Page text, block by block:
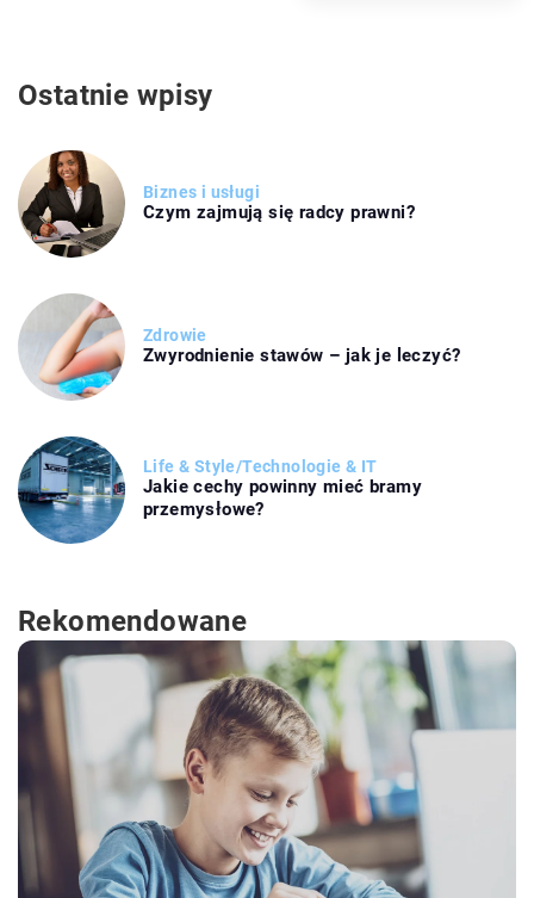
Ostatnie wpisy
Biznes i usługi
Czym zajmują się radcy prawni?
Zdrowie
Zwyrodnienie stawów – jak je leczyć?
Life & Style/Technologie & IT
Jakie cechy powinny mieć bramy
przemysłowe?
Rekomendowane